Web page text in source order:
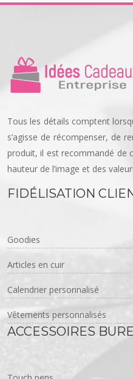
Tous les détails comptent
s’agisse de récompenser, de
produit, il est recommandé de
hauteur de l’image et des
FIDÉLISATION
Goodies
Articles en cuir
Calendrier personnalisé
Vêtements personnalisés
ACCESSOIRES